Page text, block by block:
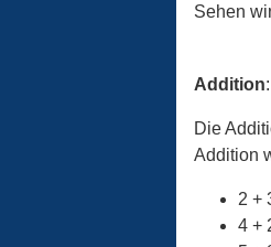
Sehen
Addition:
Die
Addition
2 +
4 +